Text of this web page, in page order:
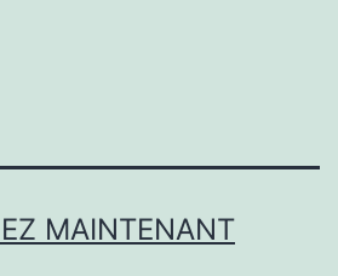
MAINTENANT